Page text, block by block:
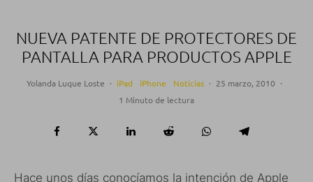
NUEVA PATENTE DE PROTECTORES DE
PANTALLA PARA PRODUCTOS APPLE
Yolanda Luque Loste · iPad iPhone Noticias · 25 marzo, 2010 ·
1 Minuto de lectura
Hace unos días conocíamos la intención de Apple